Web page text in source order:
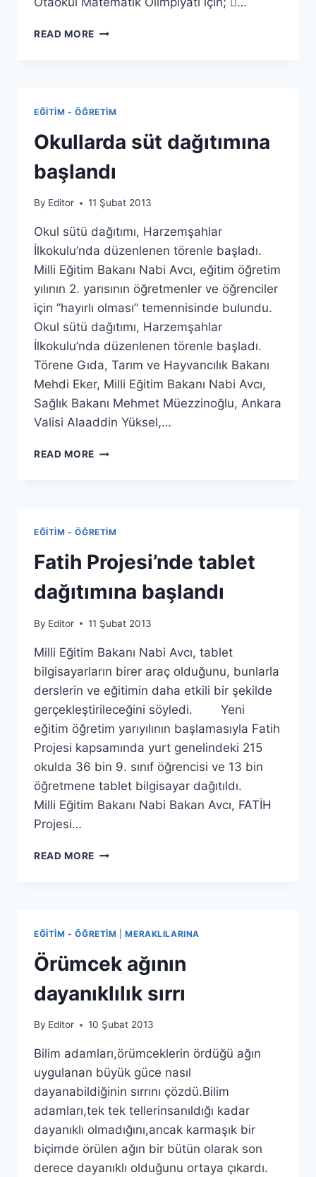
READ MORE 18.
SINAVI
ULUSAL
BILIM
OLIMPIYATLARI
EĞITIM - ÖĞRETIM
Okullarda süt dağıtımına
başlandı
By Editor 11 Şubat 2013
Okul sütü dağıtımı, Harzemşahlar
İlkokulu’nda düzenlenen törenle başladı.
Milli Eğitim Bakanı Nabi Avcı, eğitim öğretim
yılının 2. yarısının öğretmenler ve öğrenciler
için ”hayırlı olması” temennisinde bulundu.
Okul sütü dağıtımı, Harzemşahlar
İlkokulu’nda düzenlenen törenle başladı.
Törene Gıda, Tarım ve Hayvancılık Bakanı
Mehdi Eker, Milli Eğitim Bakanı Nabi Avcı,
Sağlık Bakanı Mehmet Müezzinoğlu, Ankara
Valisi Alaaddin Yüksel,…
READ MORE OKULLARDA
EĞITIM - ÖĞRETIM
Fatih Projesi’nde tablet
dağıtımına başlandı
By Editor 11 Şubat 2013
Milli Eğitim Bakanı Nabi Avcı, tablet
bilgisayarların birer araç olduğunu, bunlarla
derslerin ve eğitimin daha etkili bir şekilde
gerçekleştirileceğini söyledi. Yeni
eğitim öğretim yarıyılının başlamasıyla Fatih
Projesi kapsamında yurt genelindeki 215
okulda 36 bin 9. sınıf öğrencisi ve 13 bin
öğretmene tablet bilgisayar dağıtıldı.
Milli Eğitim Bakanı Nabi Bakan Avcı, FATİH
Projesi…
READ MORE FATIH
EĞITIM - ÖĞRETIM |MERAKLILARINA
Örümcek ağının
dayanıklılık sırrı
By Editor 10 Şubat 2013
Bilim adamları,örümceklerin ördüğü ağın
uygulanan büyük güce nasıl
dayanabildiğinin sırrını çözdü.Bilim
adamları,tek tek tellerinsanıldığı kadar
dayanıklı olmadığını,ancak karmaşık bir
biçimde örülen ağın bir bütün olarak son
derece dayanıklı olduğunu ortaya çıkardı.